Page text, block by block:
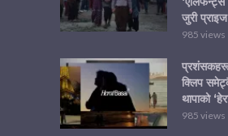
जुरी प्राइज
985 views
क्लिप
थापाको
985 views